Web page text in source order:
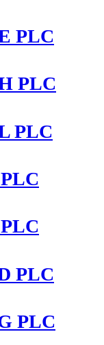
PLC
PLC
PLC
PLC
PLC